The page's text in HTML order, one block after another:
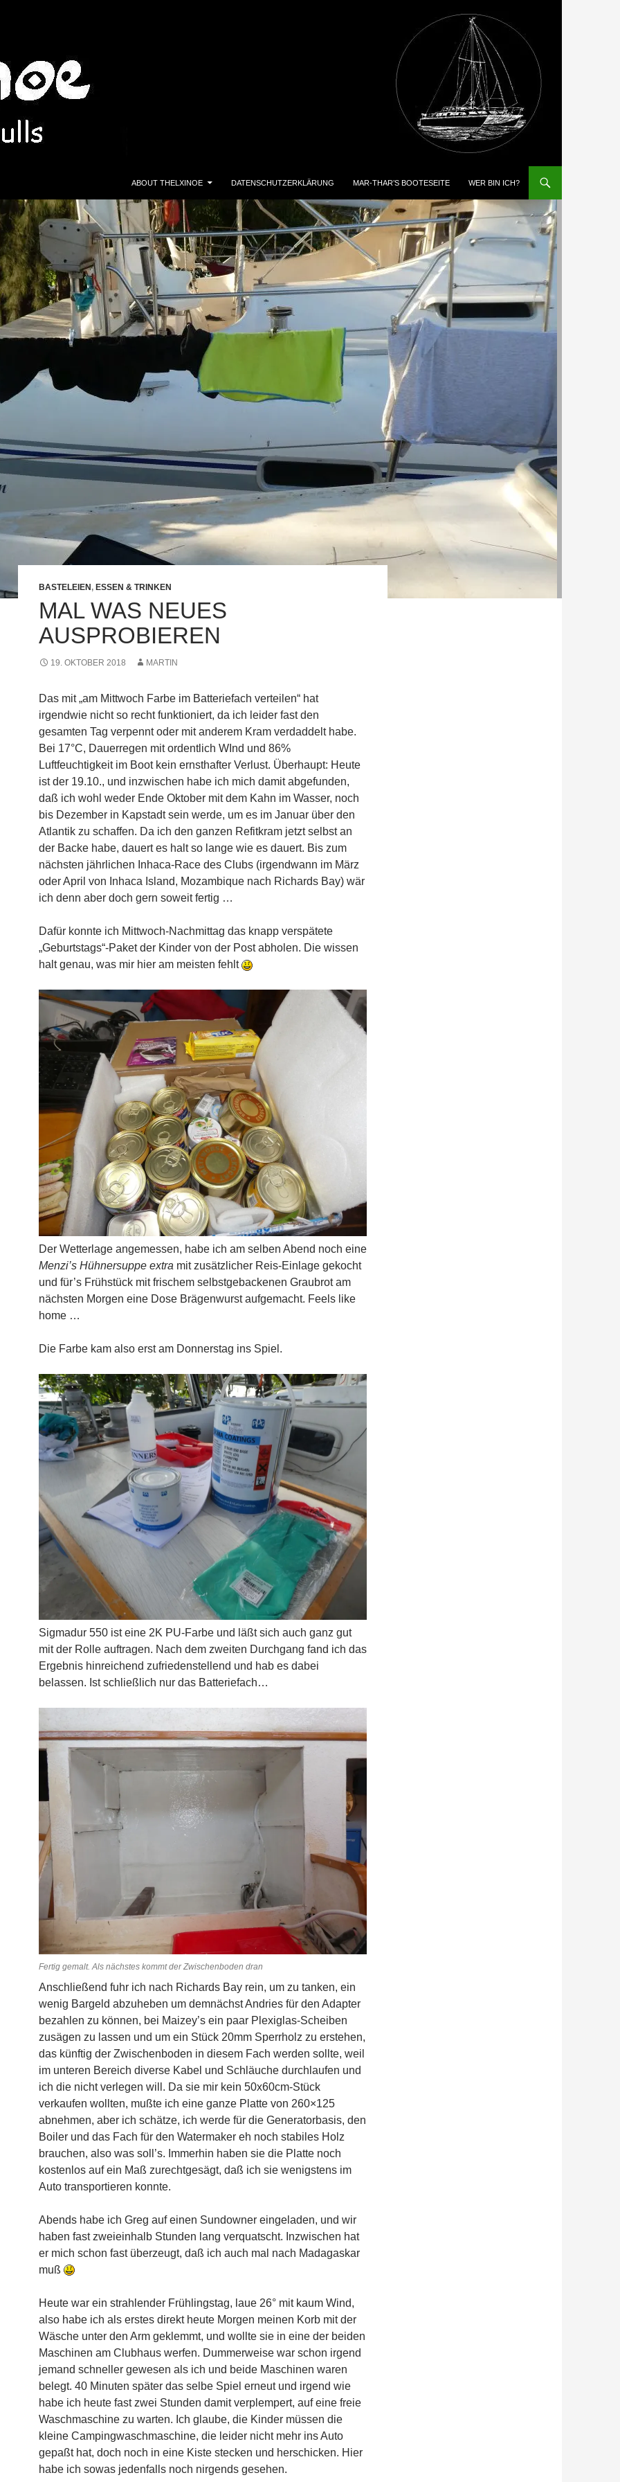
ABOUT THELXINOE
DATENSCHUTZERKLÄRUNG MAR-THAR’S BOOTESEITE WER BIN ICH?
BASTELEIEN , ESSEN & TRINKEN
MAL WAS NEUES
AUSPROBIEREN
19. OKTOBER 2018 MARTIN
Das mit „am Mittwoch Farbe im Batteriefach verteilen“ hat
irgendwie nicht so recht funktioniert, da ich leider fast den
gesamten Tag verpennt oder mit anderem Kram verdaddelt habe.
Bei 17°C, Dauerregen mit ordentlich WInd und 86%
Luftfeuchtigkeit im Boot kein ernsthafter Verlust. Überhaupt: Heute
ist der 19.10., und inzwischen habe ich mich damit abgefunden,
daß ich wohl weder Ende Oktober mit dem Kahn im Wasser, noch
bis Dezember in Kapstadt sein werde, um es im Januar über den
Atlantik zu schaffen. Da ich den ganzen Refitkram jetzt selbst an
der Backe habe, dauert es halt so lange wie es dauert. Bis zum
nächsten jährlichen Inhaca-Race des Clubs (irgendwann im März
oder April von Inhaca Island, Mozambique nach Richards Bay) wär
ich denn aber doch gern soweit fertig …
Dafür konnte ich Mittwoch-Nachmittag das knapp verspätete
„Geburtstags“-Paket der Kinder von der Post abholen. Die wissen
halt genau, was mir hier am meisten fehlt
Der Wetterlage angemessen, habe ich am selben Abend noch eine
Menzi’s Hühnersuppe extra mit zusätzlicher Reis-Einlage gekocht
und für’s Frühstück mit frischem selbstgebackenen Graubrot am
nächsten Morgen eine Dose Brägenwurst aufgemacht. Feels like
home …
Die Farbe kam also erst am Donnerstag ins Spiel.
Sigmadur 550 ist eine 2K PU-Farbe und läßt sich auch ganz gut
mit der Rolle auftragen. Nach dem zweiten Durchgang fand ich das
Ergebnis hinreichend zufriedenstellend und hab es dabei
belassen. Ist schließlich nur das Batteriefach…
Fertig gemalt. Als nächstes kommt der Zwischenboden dran
Anschließend fuhr ich nach Richards Bay rein, um zu tanken, ein
wenig Bargeld abzuheben um demnächst Andries für den Adapter
bezahlen zu können, bei Maizey’s ein paar Plexiglas-Scheiben
zusägen zu lassen und um ein Stück 20mm Sperrholz zu erstehen,
das künftig der Zwischenboden in diesem Fach werden sollte, weil
im unteren Bereich diverse Kabel und Schläuche durchlaufen und
ich die nicht verlegen will. Da sie mir kein 50x60cm-Stück
verkaufen wollten, mußte ich eine ganze Platte von 260×125
abnehmen, aber ich schätze, ich werde für die Generatorbasis, den
Boiler und das Fach für den Watermaker eh noch stabiles Holz
brauchen, also was soll’s. Immerhin haben sie die Platte noch
kostenlos auf ein Maß zurechtgesägt, daß ich sie wenigstens im
Auto transportieren konnte.
Abends habe ich Greg auf einen Sundowner eingeladen, und wir
haben fast zweieinhalb Stunden lang verquatscht. Inzwischen hat
er mich schon fast überzeugt, daß ich auch mal nach Madagaskar
muß
Heute war ein strahlender Frühlingstag, laue 26° mit kaum Wind,
also habe ich als erstes direkt heute Morgen meinen Korb mit der
Wäsche unter den Arm geklemmt, und wollte sie in eine der beiden
Maschinen am Clubhaus werfen. Dummerweise war schon irgend
jemand schneller gewesen als ich und beide Maschinen waren
belegt. 40 Minuten später das selbe Spiel erneut und irgend wie
habe ich heute fast zwei Stunden damit verplempert, auf eine freie
Waschmaschine zu warten. Ich glaube, die Kinder müssen die
kleine Campingwaschmaschine, die leider nicht mehr ins Auto
gepaßt hat, doch noch in eine Kiste stecken und herschicken. Hier
habe ich sowas jedenfalls noch nirgends gesehen.